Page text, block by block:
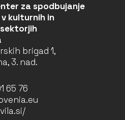
za spodbujanje
kulturnih in
brigad 1,
3. nad.
65 76